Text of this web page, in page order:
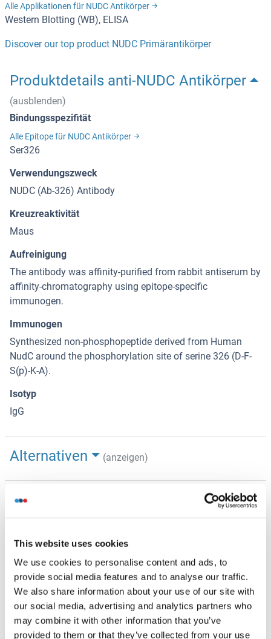
This website uses cookies
We use cookies to personalise content and ads, to
provide social media features and to analyse our traffic.
We also share information about your use of our site with
our social media, advertising and analytics partners who
may combine it with other information that you’ve
provided to them or that they’ve collected from your use
Alle Applikationen für NUDC Antikörper
Western Blotting (WB), ELISA
Discover our top product NUDC Primärantikörper
Produktdetails anti-NUDC Antikörper
(ausblenden)
Bindungsspezifität
Alle Epitope für NUDC Antikörper
Ser326
Verwendungszweck
NUDC (Ab-326) Antibody
Kreuzreaktivität
Maus
Aufreinigung
The antibody was affinity-purified from rabbit antiserum by
affinity-chromatography using epitope-specific
immunogen.
Immunogen
Synthesized non-phosphopeptide derived from Human
NudC around the phosphorylation site of serine 326 (D-F-
S(p)-K-A).
Isotyp
IgG
Alternativen (anzeigen)
Anwendungsinformationen
(ausblenden)
Optimal working dilution should be determined by the
Beschränkungen
Nur für Forschungszwecke einsetzbar